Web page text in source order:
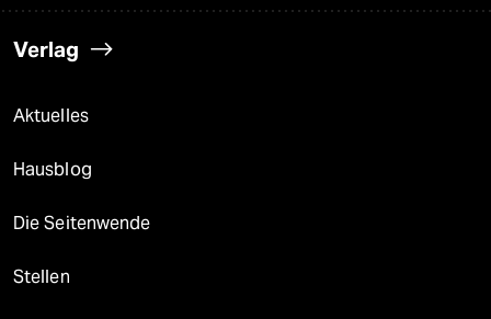
Verlag
Aktuelles
Hausblog
Die Seitenwende
Stellen